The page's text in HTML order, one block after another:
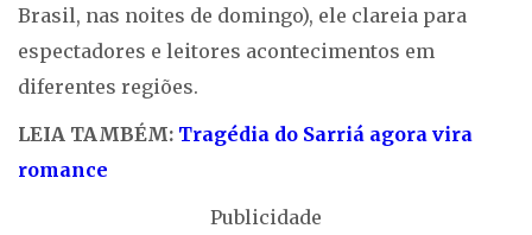
Brasil, nas noites de domingo), ele clareia para
espectadores e leitores acontecimentos em
diferentes regiões.
LEIA TAMBÉM: Tragédia do Sarriá agora vira
romance
Publicidade